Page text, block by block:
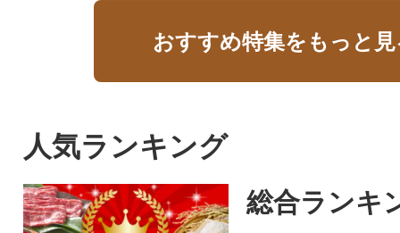
おすすめ特集をもっと
人気ランキング
総合ランキ